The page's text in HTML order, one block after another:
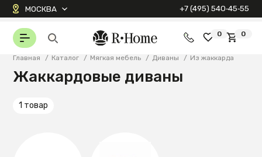
МОСКВА +7 (495) 540‑45‑55
0 0
Главная / Каталог / Мягкая мебель / Диваны / Из жаккарда
Жаккардовые диваны
1 товар